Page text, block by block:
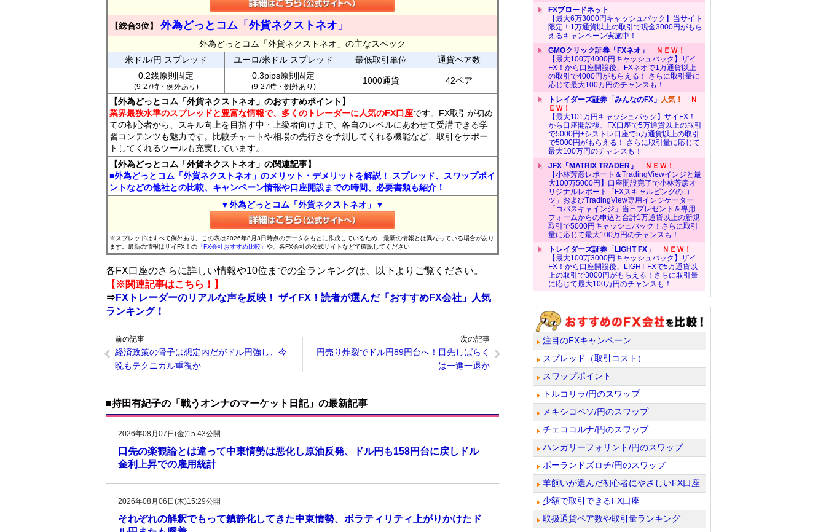
【総合3位】 外為どっとコム「外貨ネクストネオ」
外為どっとコム「外貨ネクストネオ」の主なスペック
米ドル/円 スプレッド
ユーロ/米ドル スプレッド 最低取引単位
通貨ペア数
0.2銭原則固定
(9-27時・例外あり)
0.3pips原則固定
(9-27時・例外あり)
1000通貨 42ペア
【外為どっとコム「外貨ネクストネオ」のおすすめポイント】
業界最狭水準のスプレッドと豊富な情報で、多くのトレーダーに人気のFX口座です。FX取引が初め
ての初心者から、スキル向上を目指す中・上級者向けまで、各自のレベルにあわせて受講できる学
習コンテンツも魅力です。比較チャートや相場の先行きを予測してくれる機能など、取引をサポー
トしてくれるツールも充実しています。
【外為どっとコム「外貨ネクストネオ」の関連記事】
■外為どっとコム「外貨ネクストネオ」のメリット・デメリットを解説！ スプレッド、スワップポイ
ントなどの他社との比較、キャンペーン情報や口座開設までの時間、必要書類も紹介！
▼外為どっとコム「外貨ネクストネオ」▼
※スプレッドはすべて例外あり。この表は2026年8月3日時点のデータをもとに作成しているため、最新の情報とは異なっている場合があり
ます。最新の情報はザイFX！の 「FX会社おすすめ比較」 や、各FX会社の公式サイトなどで確認してください
各FX口座のさらに詳しい情報や10位までの全ランキングは、以下よりご覧ください。
【※関連記事はこちら！】
⇒FXトレーダーのリアルな声を反映！ ザイFX！読者が選んだ「おすすめFX会社」人気
ランキング！
前の記事
経済政策の骨子は想定内だがドル円強し、今
晩もテクニカル重視か
次の記事
円売り炸裂でドル円89円台へ！目先しばらく
は一進一退か
■持田有紀子の「戦うオンナのマーケット日記」の最新記事
2026年08月07日(金)15:43公開
口先の楽観論とは違って中東情勢は悪化し原油反発、ドル円も158円台に戻しドル
金利上昇での雇用統計
2026年08月06日(木)15:29公開
それぞれの解釈でもって鎮静化してきた中東情勢、ボラティリティ上がりかけたド
FXブロードネット
【最大6万3000円キャッシュバック】当サイト
限定！1万通貨以上の取引で現金3000円がもら
えるキャンペーン実施中！
GMOクリック証券「FXネオ」
ＮＥＷ！
【最大100万4000円キャッシュバック】ザイ
FX！から口座開設後、FXネオで1万通貨以上
の取引で4000円がもらえる！ さらに取引量に
応じて最大100万円のチャンスも！
トレイダーズ証券「みんなのFX」 人気！
Ｎ
ＥＷ！
【最大101万円キャッシュバック】ザイFX！
から口座開設後、FX口座で5万通貨以上の取引
で5000円+シストレ口座で5万通貨以上の取引
で5000円がもらえる！ さらに取引量に応じて
最大100万円のチャンスも！
JFX「MATRIX TRADER」
ＮＥＷ！
【小林芳彦レポート＆TradingViewインジと最
大100万5000円】口座開設完了で小林芳彦オ
リジナルレポート「FXスキャルピングのコ
ツ」およびTradingView専用インジケーター
「コバスキャインジ」当日プレゼント＆専用
フォームからの申込と合計1万通貨以上の新規
取引で5000円キャッシュバック！さらに取引
量に応じて最大100万円のチャンスも！
トレイダーズ証券「LIGHT FX」
ＮＥＷ！
【最大100万3000円キャッシュバック】ザイ
FX！から口座開設後、LIGHT FXで5万通貨以
上の取引で3000円がもらえる！さらに取引量
に応じて最大100万円のチャンスも！
注目のFXキャンペーン
スプレッド（取引コスト）
スワップポイント
トルコリラ/円のスワップ
メキシコペソ/円のスワップ
チェココルナ/円のスワップ
ハンガリーフォリント/円のスワップ
ポーランドズロチ/円のスワップ
羊飼いが選んだ初心者にやさしいFX口座
少額で取引できるFX口座
取扱通貨ペア数や取引量ランキング